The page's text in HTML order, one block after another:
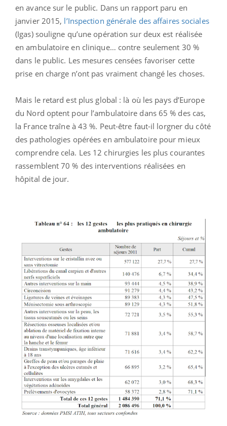
en avance sur le public. Dans un rapport paru en
janvier 2015, l’Inspection générale des affaires sociales
(Igas) souligne qu’une opération sur deux est réalisée
en ambulatoire en clinique… contre seulement 30 %
dans le public. Les mesures censées favoriser cette
prise en charge n’ont pas vraiment changé les choses.
Mais le retard est plus global : là où les pays d’Europe
du Nord optent pour l’ambulatoire dans 65 % des cas,
la France traîne à 43 %. Peut-être faut-il lorgner du côté
des pathologies opérées en ambulatoire pour mieux
comprendre cela. Les 12 chirurgies les plus courantes
rassemblent 70 % des interventions réalisées en
hôpital de jour.